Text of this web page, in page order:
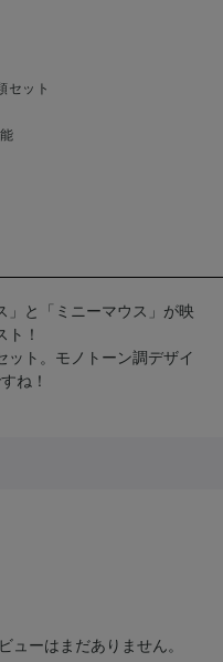
セット
」と「ミニーマウス」が映
ト！
ット。モノトーン調デザイ
ね！
ューはまだありません。